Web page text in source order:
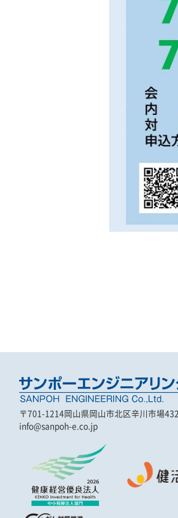
〒701-1214岡山県岡山市北区辛川市場
info@sanpoh-e.co.jp